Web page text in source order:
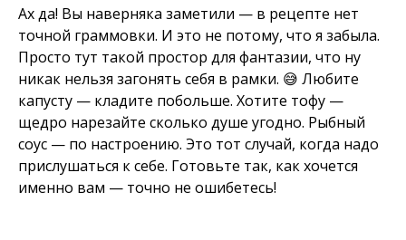
Ах да! Вы наверняка заметили — в рецепте нет
точной граммовки. И это не потому, что я забыла.
Просто тут такой простор для фантазии, что ну
никак нельзя загонять себя в рамки. 😅 Любите
капусту — кладите побольше. Хотите тофу —
щедро нарезайте сколько душе угодно. Рыбный
соус — по настроению. Это тот случай, когда надо
прислушаться к себе. Готовьте так, как хочется
именно вам — точно не ошибетесь!